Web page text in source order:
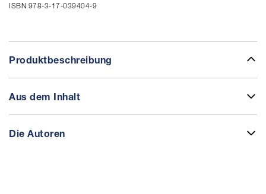
ISBN 978-3-17-039404-9
Produktbeschreibung
Aus dem Inhalt
Die Autoren